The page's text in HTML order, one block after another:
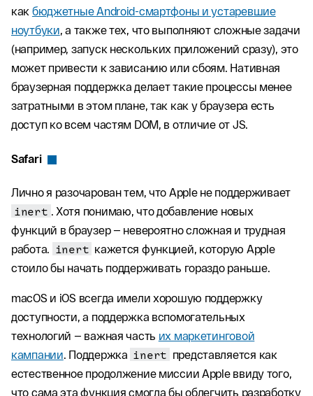
как бюджетные Android-смартфоны и устаревшие
ноутбуки, а также тех, что выполняют сложные задачи
(например, запуск нескольких приложений сразу), это
может привести к зависанию или сбоям. Нативная
браузерная поддержка делает такие процессы менее
затратными в этом плане, так как у браузера есть
доступ ко всем частям DOM, в отличие от JS.
Safari
Лично я разочарован тем, что Apple не поддерживает
inert . Хотя понимаю, что добавление новых
функций в браузер — невероятно сложная и трудная
работа. inert кажется функцией, которую Apple
стоило бы начать поддерживать гораздо раньше.
macOS и iOS всегда имели хорошую поддержку
доступности, а поддержка вспомогательных
технологий — важная часть их маркетинговой
кампании. Поддержка inert представляется как
естественное продолжение миссии Apple ввиду того,
что сама эта функция смогла бы облегчить разработку